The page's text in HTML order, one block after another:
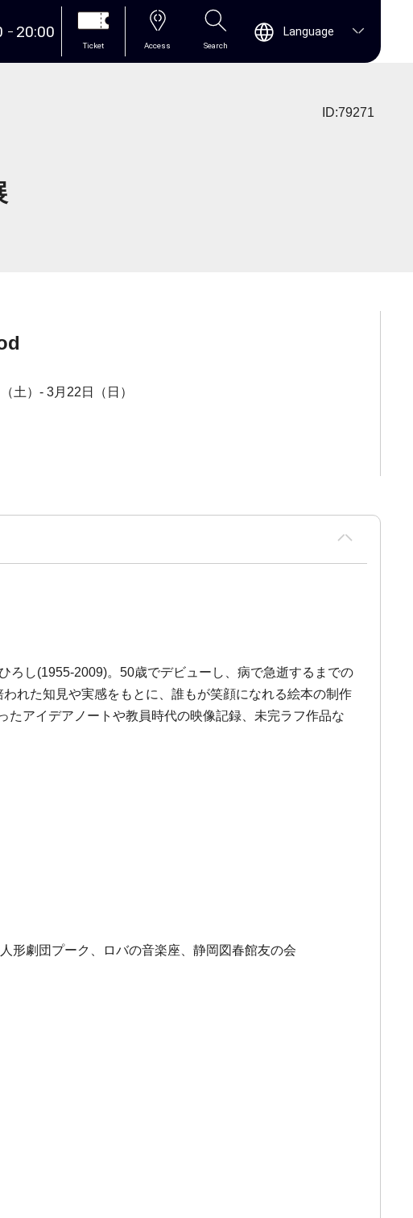
20:00
Ticket Access Search
Language
ID:79271
土）- 3月22日（日）
ろし(1955-2009)。50歳でデビューし、病で急逝するまでの
れた知見や実感をもとに、誰もが笑顔になれる絵本の制作
アイデアノートや教員時代の映像記録、未完ラフ作品な
形劇団プーク、ロバの音楽座、静岡図春館友の会